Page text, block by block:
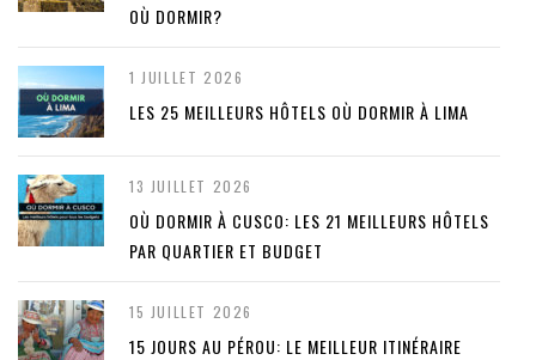
OÙ DORMIR?
1 JUILLET 2026
LES 25 MEILLEURS HÔTELS OÙ DORMIR À LIMA
13 JUILLET 2026
OÙ DORMIR À CUSCO: LES 21 MEILLEURS HÔTELS
PAR QUARTIER ET BUDGET
15 JUILLET 2026
15 JOURS AU PÉROU: LE MEILLEUR ITINÉRAIRE